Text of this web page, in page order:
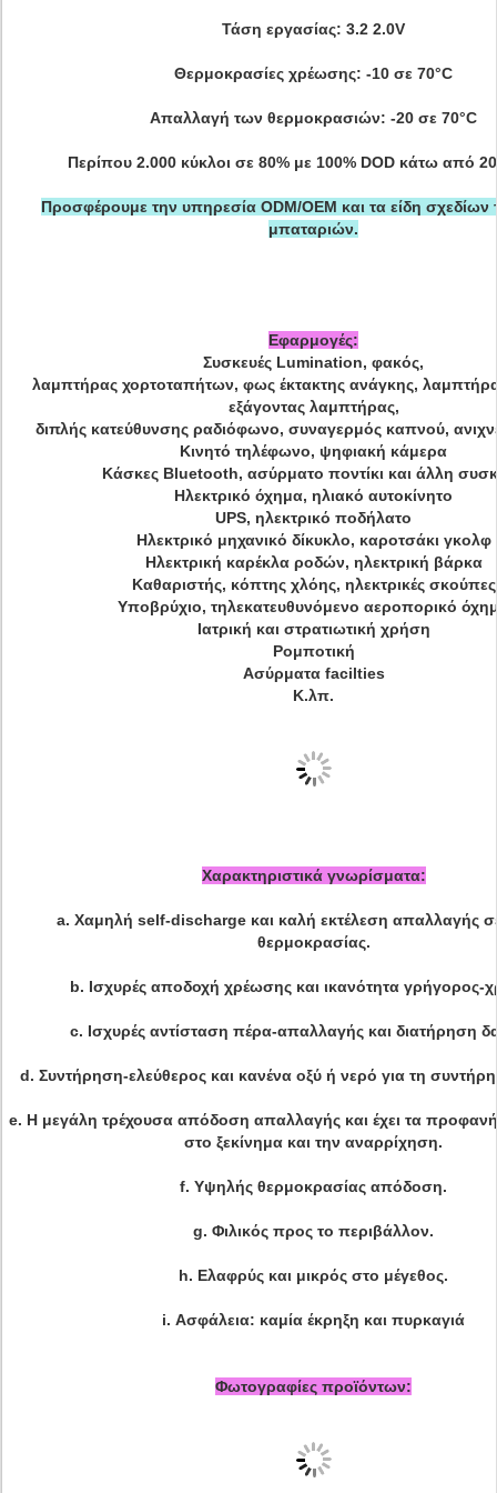
Τάση εργασίας: 3.2 2.0V
Θερμοκρασίες χρέωσης: -10 σε 70°C
Απαλλαγή των θερμοκρασιών: -20 σε 70°C
Περίπου 2.000 κύκλοι σε 80% με 100% DOD κάτω από
Προσφέρουμε την υπηρεσία ODM/OEM και τα είδη σχεδίων
μπαταριών.
Εφαρμογές:
Συσκευές Lumination, φακός,
λαμπτήρας χορτοταπήτων, φως έκτακτης ανάγκης,
εξάγοντας λαμπτήρας,
διπλής κατεύθυνσης ραδιόφωνο, συναγερμός καπνού,
Κινητό τηλέφωνο, ψηφιακή κάμερα
Κάσκες Bluetooth, ασύρματο ποντίκι και άλλη
Ηλεκτρικό όχημα, ηλιακό αυτοκίνητο
UPS, ηλεκτρικό ποδήλατο
Ηλεκτρικό μηχανικό δίκυκλο, καροτσάκι γκολφ
Ηλεκτρική καρέκλα ροδών, ηλεκτρική βάρκα
Καθαριστής, κόπτης χλόης, ηλεκτρικές σκούπες
Υποβρύχιο, τηλεκατευθυνόμενο αεροπορικό
Ιατρική και στρατιωτική χρήση
Ρομποτική
Ασύρματα facilties
Κ.λπ.
Χαρακτηριστικά γνωρίσματα:
a. Χαμηλή self-discharge και καλή εκτέλεση απαλλαγής
θερμοκρασίας.
b. Ισχυρές αποδοχή χρέωσης και ικανότητα γρήγορος-
c. Ισχυρές αντίσταση πέρα-απαλλαγής και διατήρηση
d. Συντήρηση-ελεύθερος και κανένα οξύ ή νερό για τη
e. Η μεγάλη τρέχουσα απόδοση απαλλαγής και έχει τα
στο ξεκίνημα και την αναρρίχηση.
f. Υψηλής θερμοκρασίας απόδοση.
g. Φιλικός προς το περιβάλλον.
h. Ελαφρύς και μικρός στο μέγεθος.
i. Ασφάλεια: καμία έκρηξη και πυρκαγιά
Φωτογραφίες προϊόντων: